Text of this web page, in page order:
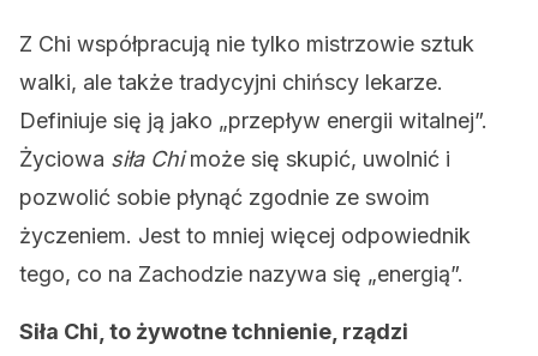
Z Chi współpracują nie tylko mistrzowie sztuk
walki, ale także tradycyjni chińscy lekarze.
Definiuje się ją jako „przepływ energii witalnej”.
Życiowa siła Chimoże się skupić, uwolnić i
pozwolić sobie płynąć zgodnie ze swoim
życzeniem. Jest to mniej więcej odpowiednik
tego, co na Zachodzie nazywa się „energią”.
Siła Chi, to żywotne tchnienie, rządzi